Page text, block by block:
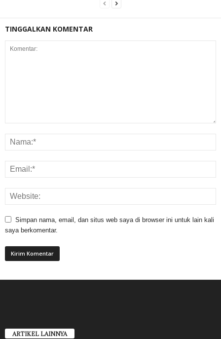
TINGGALKAN KOMENTAR
Simpan nama, email, dan situs web saya di browser ini untuk lain kali
saya berkomentar.
ARTIKEL LAINNYA